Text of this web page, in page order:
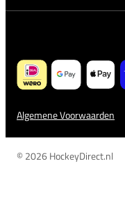
Algemene Voorwaarden
© 2026 HockeyDirect.nl